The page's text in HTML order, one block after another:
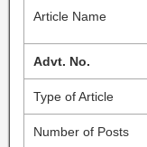
Article Name
Advt. No.
Type of Article
Number of Posts